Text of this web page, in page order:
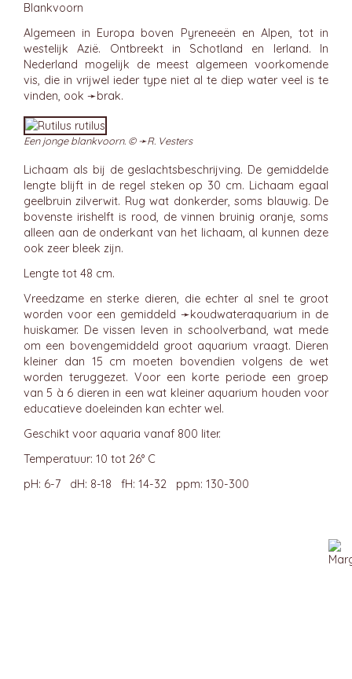
Blankvoorn
Algemeen in Europa boven Pyreneeën en Alpen, tot in
westelijk Azië. Ontbreekt in Schotland en Ierland. In
Nederland mogelijk de meest algemeen voorkomende
vis, die in vrijwel ieder type niet al te diep water veel is te
vinden, ook ➛brak.
Een jonge blankvoorn. © ➛R. Vesters
Lichaam als bij de geslachtsbeschrijving. De gemiddelde
lengte blijft in de regel steken op 30 cm. Lichaam egaal
geelbruin zilverwit. Rug wat donkerder, soms blauwig. De
bovenste irishelft is rood, de vinnen bruinig oranje, soms
alleen aan de onderkant van het lichaam, al kunnen deze
ook zeer bleek zijn.
Lengte tot 48 cm.
Vreedzame en sterke dieren, die echter al snel te groot
worden voor een gemiddeld ➛koudwateraquarium in de
huiskamer. De vissen leven in schoolverband, wat mede
om een bovengemiddeld groot aquarium vraagt. Dieren
kleiner dan 15 cm moeten bovendien volgens de wet
worden teruggezet. Voor een korte periode een groep
van 5 à 6 dieren in een wat kleiner aquarium houden voor
educatieve doeleinden kan echter wel.
Geschikt voor aquaria vanaf 800 liter.
Temperatuur: 10 tot 26° C
pH: 6-7 dH: 8-18 fH: 14-32 ppm: 130-300